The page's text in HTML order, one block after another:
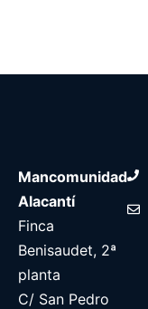
Mancomunidad
Alacantí
Finca
Benisaudet, 2ª
planta
C/ San Pedro